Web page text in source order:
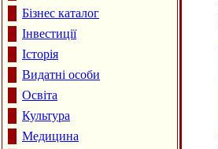
Бізнес каталог
Інвестиції
Історія
Видатні особи
Освіта
Культура
Медицина